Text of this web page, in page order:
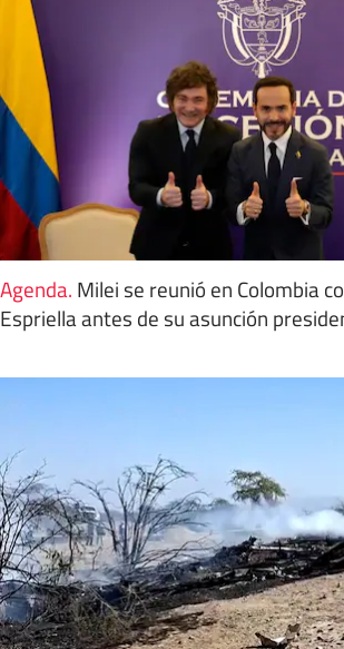
Agenda. Milei se reunió en Colombia
Espriella antes de su asunción